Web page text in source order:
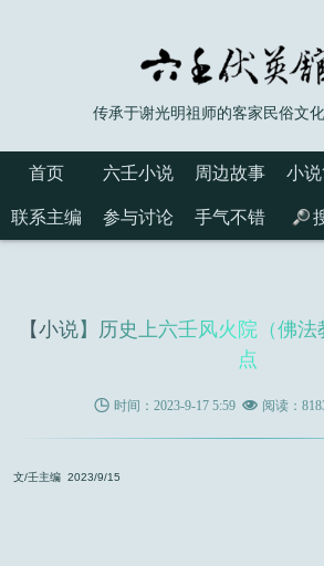
传承于谢光明祖师的客家民俗文化
首页 六壬小说 周边故事 小
联系主编 参与讨论 手气不错
【小说】历史上六壬风火院（佛
点
 时间：2023-9-17 5:59  阅读：
文/壬主编 2023/9/15